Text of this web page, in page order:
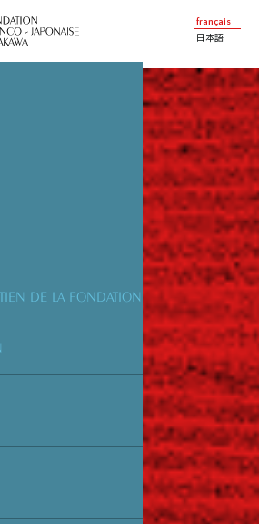
français
日本語
DE LA FONDATION